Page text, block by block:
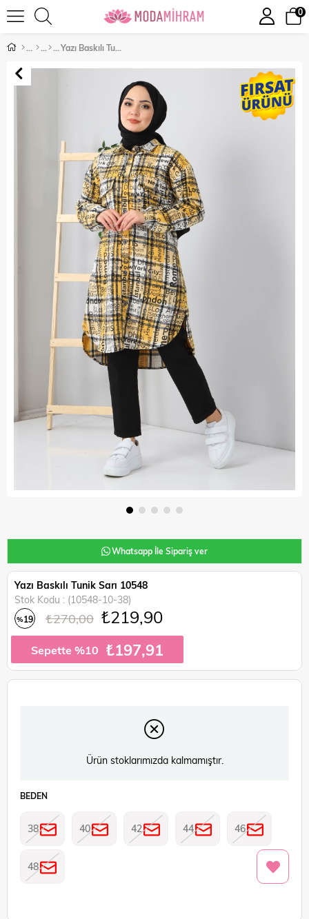
0
Yazı Baskılı Tunik Sarı 10548
Whatsapp İle Sipariş ver
Yazı Baskılı Tunik Sarı 10548
Stok Kodu
(10548-10-38)
%19 ₺270,00 ₺219,90
Sepette %10 ₺197,91
Ürün stoklarımızda kalmamıştır.
BEDEN
38 40 42 44 46
48